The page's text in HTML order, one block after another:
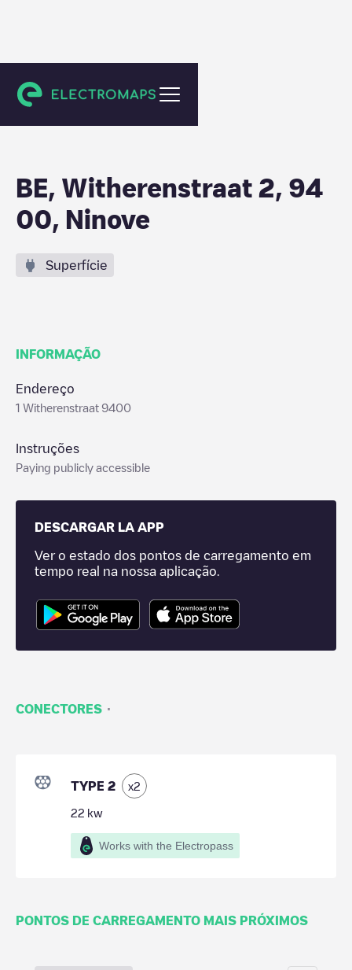
Ninove
BE, Witherenstraat 2, 94
00, Ninove
Superfície
INFORMAÇÃO
Endereço
1 Witherenstraat 9400
Instruções
Paying publicly accessible
DESCARGAR LA APP
Ver o estado dos pontos de carregamento em
tempo real na nossa aplicação.
CONECTORES ·
TYPE 2 x2
22 kw
Works with the Electropass
PONTOS DE CARREGAMENTO MAIS PRÓXIMOS